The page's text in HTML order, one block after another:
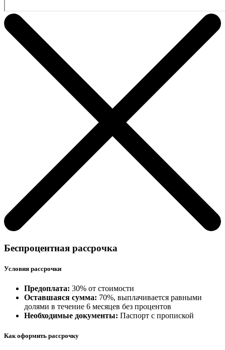
Беспроцентная рассрочка
Условия рассрочки
Предоплата: 30% от стоимости
Оставшаяся сумма: 70%, выплачивается равными
долями в течение 6 месяцев без процентов
Необходимые документы: Паспорт с пропиской
Как оформить рассрочку